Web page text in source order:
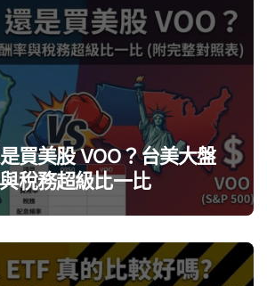
買美股 VOO？台美大盤
稅務超級比一比